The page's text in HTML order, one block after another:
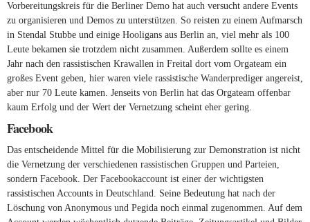
Vorbereitungskreis für die Berliner Demo hat auch versucht andere Events
zu organisieren und Demos zu unterstützen. So reisten zu einem Aufmarsch
in Stendal Stubbe und einige Hooligans aus Berlin an, viel mehr als 100
Leute bekamen sie trotzdem nicht zusammen. Außerdem sollte es einem
Jahr nach den rassistischen Krawallen in Freital dort vom Orgateam ein
großes Event geben, hier waren viele rassistische Wanderprediger angereist,
aber nur 70 Leute kamen. Jenseits von Berlin hat das Orgateam offenbar
kaum Erfolg und der Wert der Vernetzung scheint eher gering.
Facebook
Das entscheidende Mittel für die Mobilisierung zur Demonstration ist nicht
die Vernetzung der verschiedenen rassistischen Gruppen und Parteien,
sondern Facebook. Der Facebookaccount ist einer der wichtigsten
rassistischen Accounts in Deutschland. Seine Bedeutung hat nach der
Löschung von Anonymous und Pegida noch einmal zugenommen. Auf dem